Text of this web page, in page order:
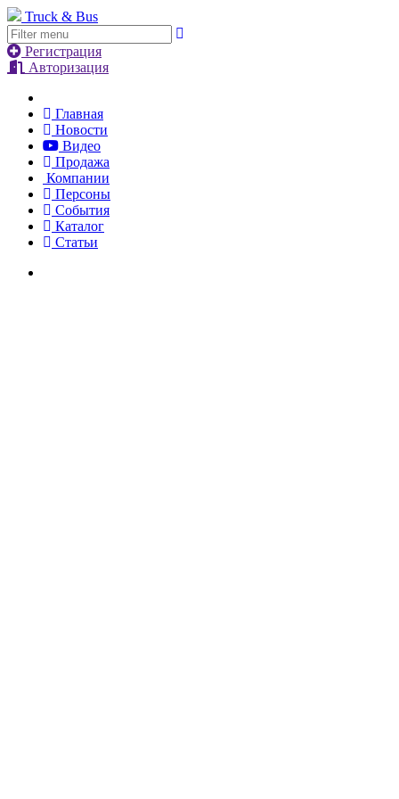
Truck & Bus
Регистрация
Авторизация
Главная
Новости
Видео
Продажа
Компании
Персоны
События
Каталог
Статьи